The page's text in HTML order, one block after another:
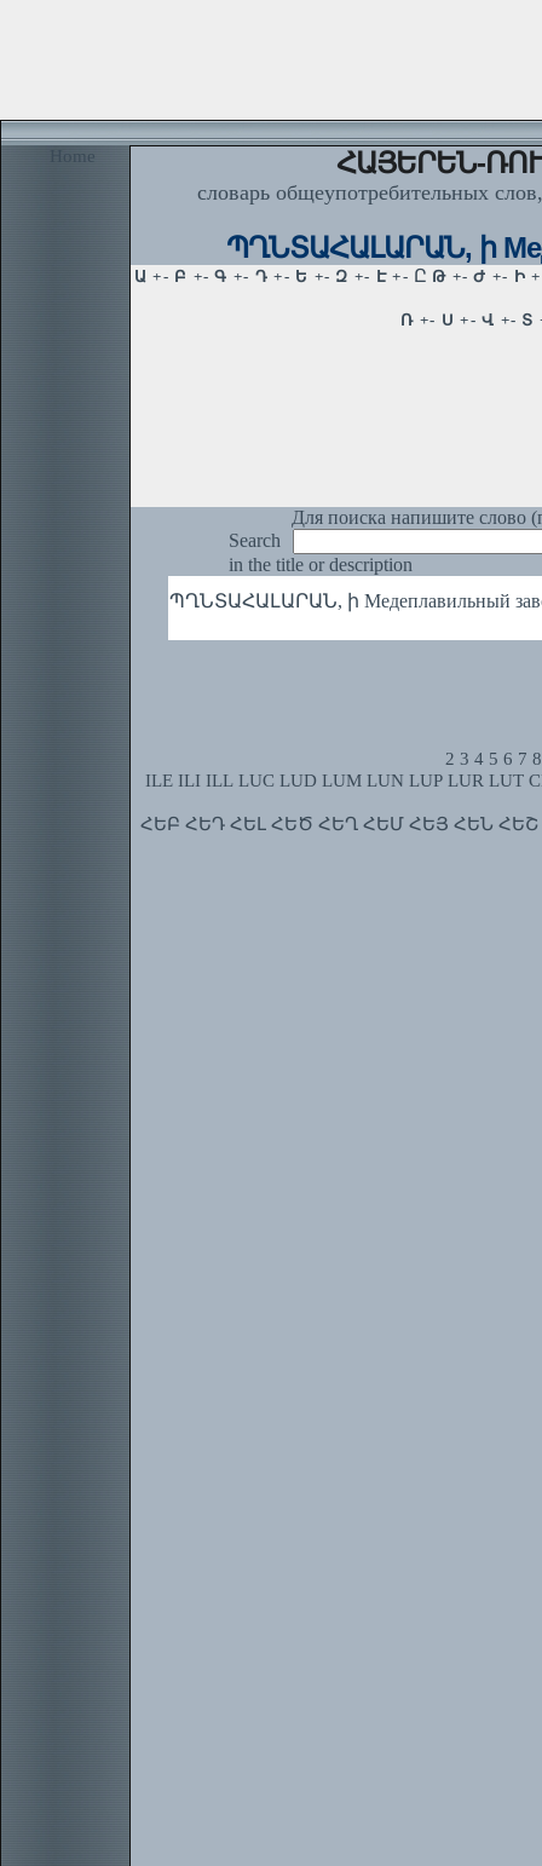
Home ՀԱՅԵՐԵՆ-
словарь общеупотребительных
ՊՂՆՏԱՀԱԼԱՐԱՆ, ի
Для поиска напишите слово
Search
in the title or description
ՊՂՆՏԱՀԱԼԱՐԱՆ, ի Медеплавильный
2 3 4 5 6 7 8
ILE ILI ILL LUC LUD LUM LUN LUP LUR LUT
ՀԵԲ ՀԵԴ ՀԵԼ ՀԵԾ ՀԵՂ ՀԵՄ ՀԵՅ ՀԵՆ ՀԵՇ